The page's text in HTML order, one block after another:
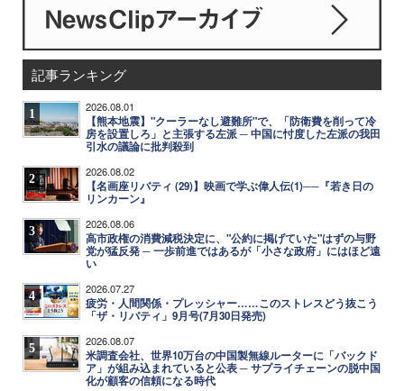
記事ランキング
1 2026.08.01
【熊本地震】"クーラーなし避難所"で、「防衛費を削って冷
房を設置しろ」と主張する左派 ─ 中国に忖度した左派の我田
引水の議論に批判殺到
2 2026.08.02
【名画座リバティ (29)】映画で学ぶ偉人伝(1)──『若き日の
リンカーン』
3 2026.08.06
高市政権の消費減税決定に、"公約に掲げていた"はずの与野
党が猛反発 ─ 一歩前進ではあるが「小さな政府」にはほど遠
い
4 2026.07.27
疲労・人間関係・プレッシャー……このストレスどう抜こう
「ザ・リバティ」9月号(7月30日発売)
5 2026.08.07
米調査会社、世界10万台の中国製無線ルーターに「バックド
ア」が組み込まれていると公表 ─ サプライチェーンの脱中国
化が顧客の信頼になる時代